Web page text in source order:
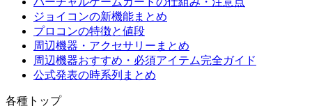
ジョイコンの新機能まとめ
プロコンの特徴と値段
周辺機器・アクセサリーまとめ
周辺機器おすすめ・必須アイテム完全ガイド
公式発表の時系列まとめ
各種トップ